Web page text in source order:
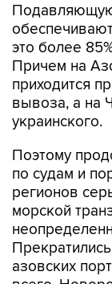
Подавляющую
это более
Причем на
приходится
вывоза, а на
украинского.
Поэтому
по судам и
регионов
морской
азовских